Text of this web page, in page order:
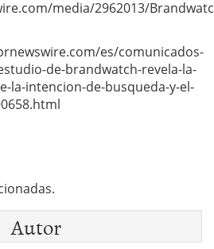
media/2962013/
es/comunicados-
de-brandwatch-revela-la-
la-intencion-de-busqueda-y-el-
Autor